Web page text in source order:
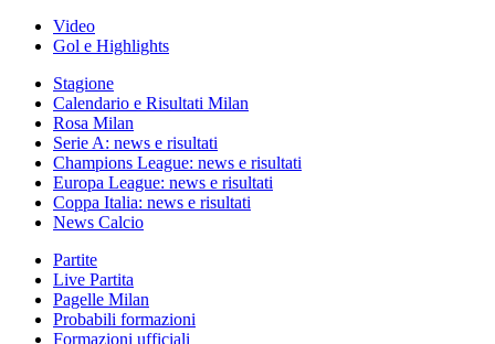
Video
Gol e Highlights
Stagione
Calendario e Risultati Milan
Rosa Milan
Serie A: news e risultati
Champions League: news e risultati
Europa League: news e risultati
Coppa Italia: news e risultati
News Calcio
Partite
Live Partita
Pagelle Milan
Probabili formazioni
Formazioni ufficiali